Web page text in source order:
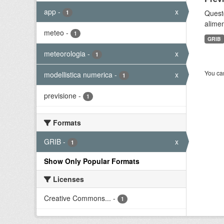
app - 1 x
meteo - 1
meteorologia - 1 x
modellistica numerica - 1 x
previsione - 1
Formats
GRIB - 1
x
Show Only Popular Formats
Licenses
Creative Commons... - 1
GRIB
You